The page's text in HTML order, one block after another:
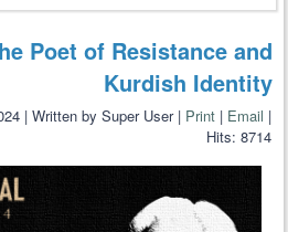
Poet of Resistance and
Kurdish Identity
| Written by Super User| Print | Email |
Hits: 8714